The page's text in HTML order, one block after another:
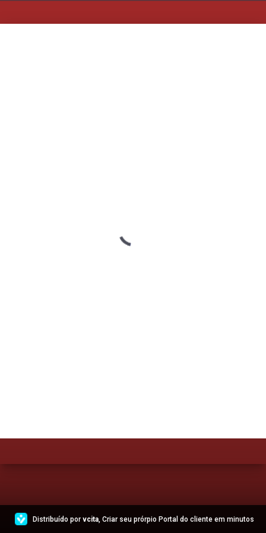
Distribuído por vcita , Criar seu prórpio Portal do cliente em minutos